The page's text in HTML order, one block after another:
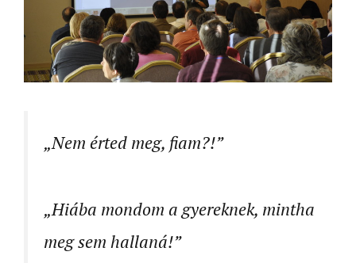
„Nem érted meg, fiam?!”
„Hiába mondom a gyereknek, mintha
meg sem hallaná!”